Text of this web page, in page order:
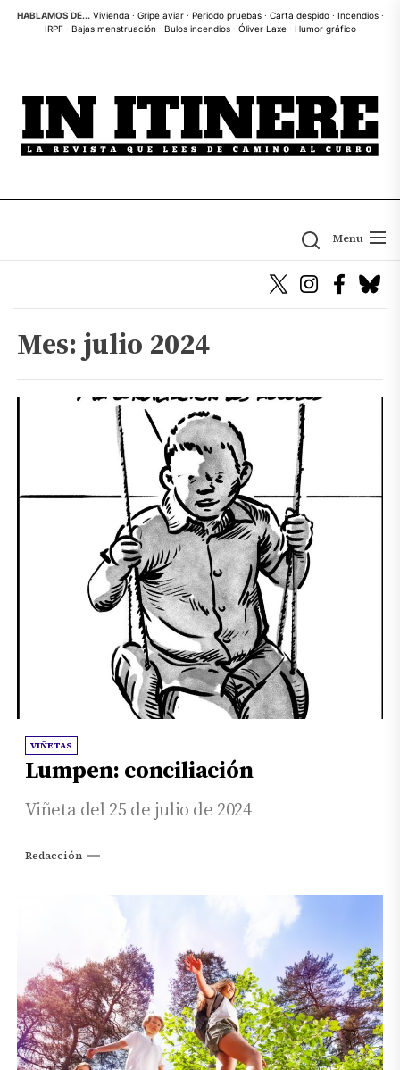
SkipHABLAMOS DE... Vivienda · Gripe aviar· Periodo pruebas· Carta despido· Incendios·
IRPF· Bajas menstruación · Bulos incendios· Óliver Laxe· Humor gráfico
Menu
Mes: julio 2024
VIÑETAS
Lumpen: conciliación
Viñeta del 25 de julio de 2024
Redacción